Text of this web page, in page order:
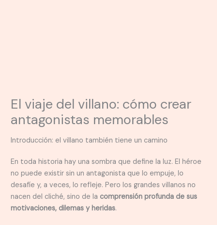
El viaje del villano: cómo crear
antagonistas memorables
Introducción: el villano también tiene un camino
En toda historia hay una sombra que define la luz. El héroe
no puede existir sin un antagonista que lo empuje, lo
desafíe y, a veces, lo refleje. Pero los grandes villanos no
nacen del cliché, sino de lacomprensión profunda de sus
motivaciones, dilemas y heridas.